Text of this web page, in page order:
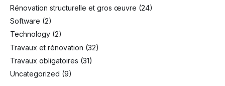
Rénovation structurelle et gros œuvre (24)
Software (2)
Technology (2)
Travaux et rénovation (32)
Travaux obligatoires (31)
Uncategorized (9)